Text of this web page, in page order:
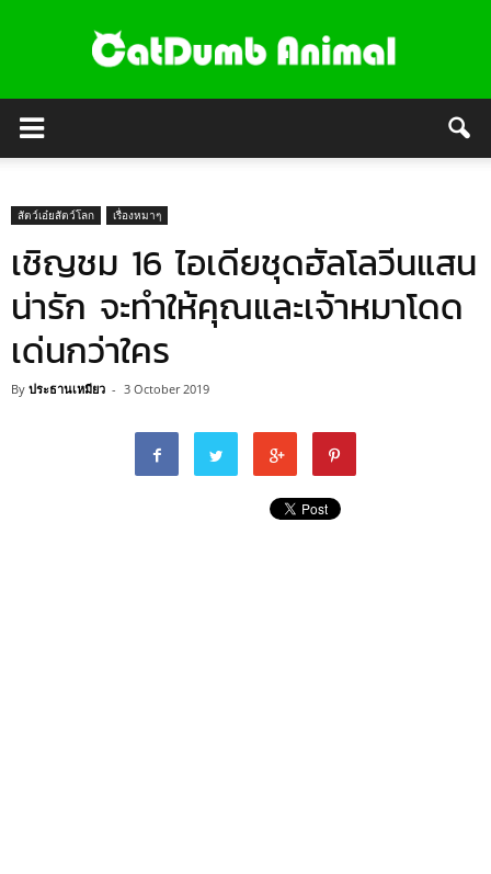
สัตว์เอ๋ยสัตว์โลก เรื่องหมาๆ
เชิญชม 16 ไอเดียชุดฮัลโลวีนแสน
น่ารัก จะทำให้คุณและเจ้าหมาโดด
เด่นกว่าใคร
By ประธานเหมียว - 3 October 2019